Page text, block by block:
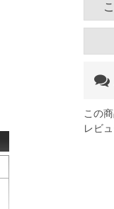
この
レビ